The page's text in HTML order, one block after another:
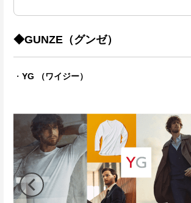
◆GUNZE（グンゼ）
・ YG （ワイジー）